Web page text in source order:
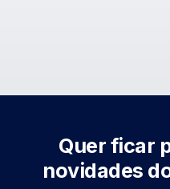
Quer ficar
novidades